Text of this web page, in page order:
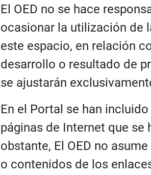
El OED no se hace
ocasionar la utilización de
este espacio, en relación
desarrollo o resultado de
se ajustarán
En el Portal se han
páginas de Internet que se
obstante, El OED no
o contenidos de los